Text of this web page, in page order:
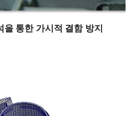
을 통한 가시적 결함 방지